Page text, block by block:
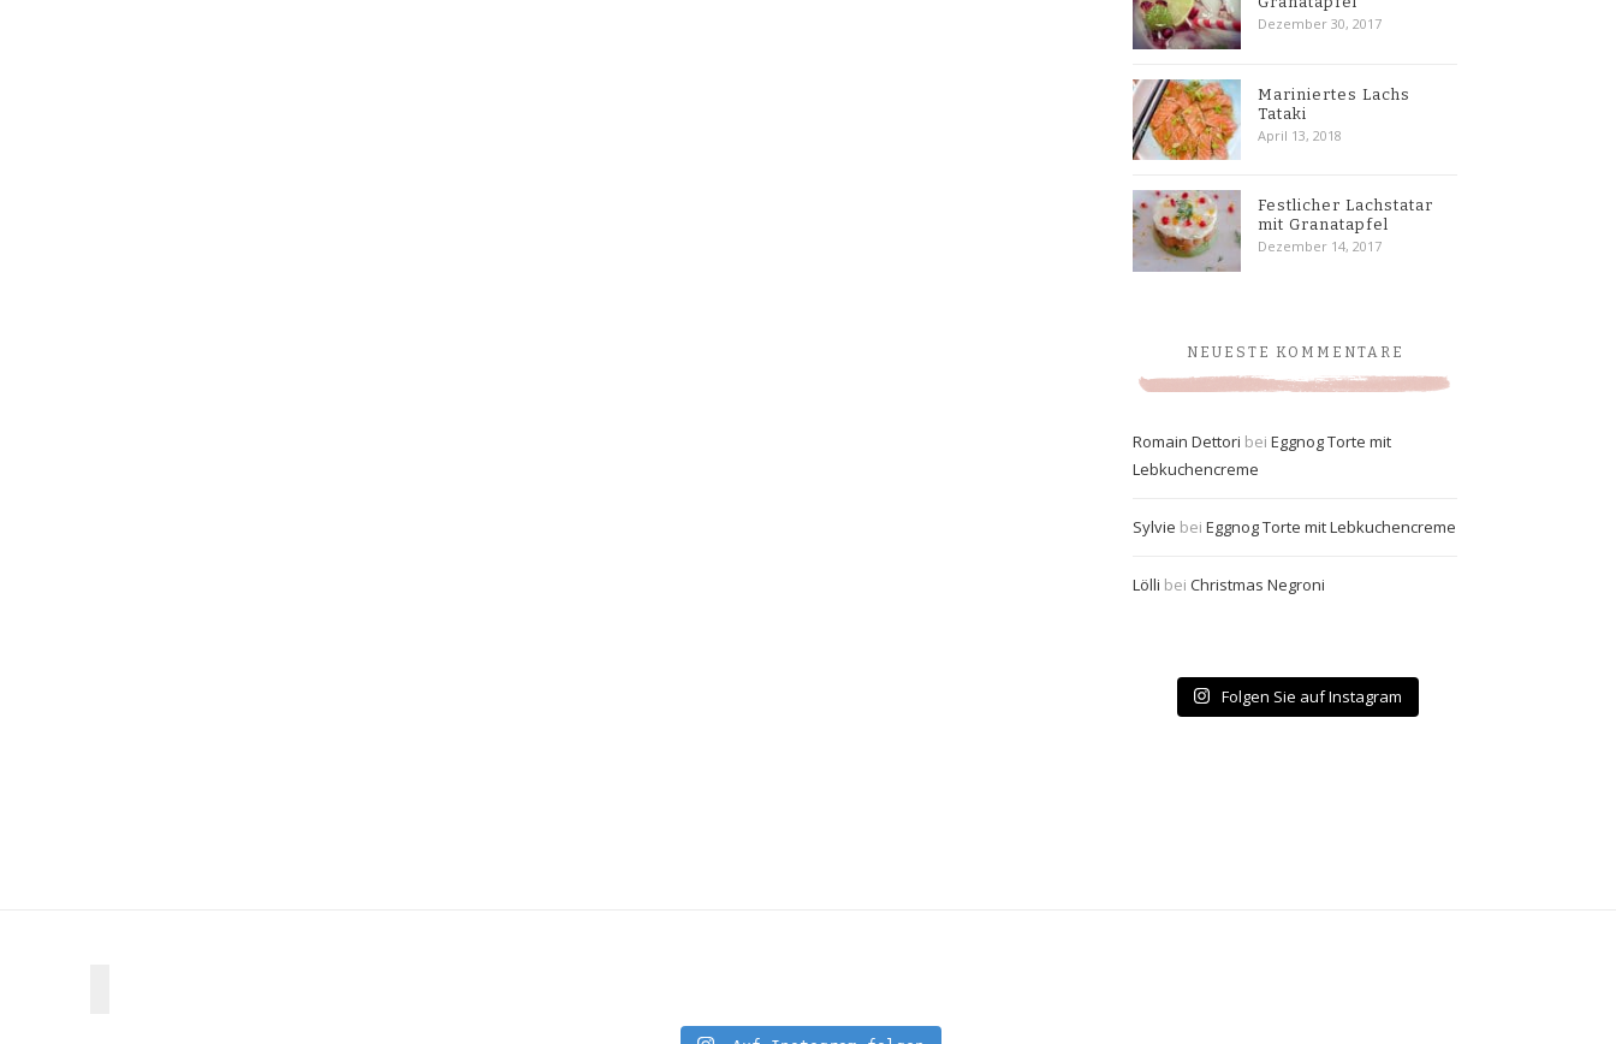
Dezember 30, 2017
Mariniertes Lachs
Tataki
April 13, 2018
Festlicher Lachstatar
mit Granatapfel
Dezember 14, 2017
NEUESTE KOMMENTARE
Romain Dettori bei Eggnog Torte mit
Lebkuchencreme
Sylvie bei Eggnog Torte mit Lebkuchencreme
Lölli bei Christmas Negroni
Folgen Sie auf Instagram